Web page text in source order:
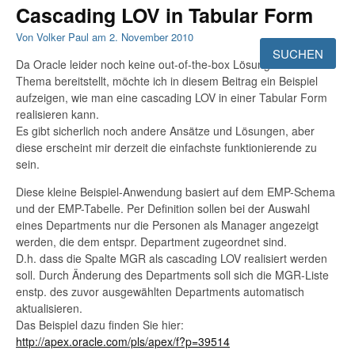
Cascading LOV in Tabular Form
Von Volker Paul am 2. November 2010
Da Oracle leider noch keine out-of-the-box Lösung zu diesem
Thema bereitstellt, möchte ich in diesem Beitrag ein Beispiel
aufzeigen, wie man eine cascading LOV in einer Tabular Form
realisieren kann.
Es gibt sicherlich noch andere Ansätze und Lösungen, aber
diese erscheint mir derzeit die einfachste funktionierende zu
sein.
Diese kleine Beispiel-Anwendung basiert auf dem EMP-Schema
und der EMP-Tabelle. Per Definition sollen bei der Auswahl
eines Departments nur die Personen als Manager angezeigt
werden, die dem entspr. Department zugeordnet sind.
D.h. dass die Spalte MGR als cascading LOV realisiert werden
soll. Durch Änderung des Departments soll sich die MGR-Liste
enstp. des zuvor ausgewählten Departments automatisch
aktualisieren.
Das Beispiel dazu finden Sie hier:
http://apex.oracle.com/pls/apex/f?p=39514